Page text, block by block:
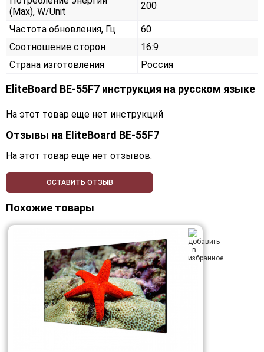
(Max), W/Unit
200
Частота обновления, Гц
60
Соотношение сторон
16:9
Страна изготовления
Россия
EliteBoard BE-55F7 инструкция на русском языке
На этот товар еще нет инструкций
Отзывы на EliteBoard BE-55F7
На этот товар еще нет отзывов.
ОСТАВИТЬ ОТЗЫВ
Похожие товары